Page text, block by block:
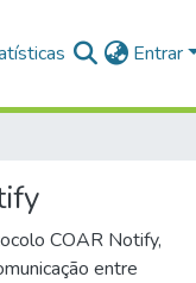
Entrar
COAR Notify,
entre